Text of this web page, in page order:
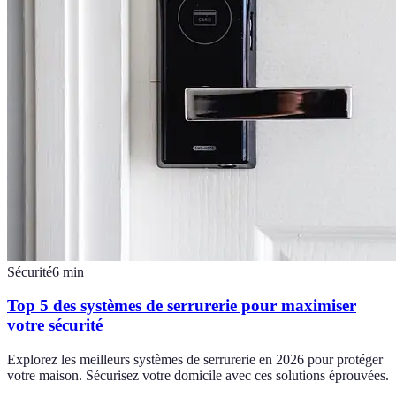
Sécurité6 min
Top 5 des systèmes de serrurerie pour maximiser
votre sécurité
Explorez les meilleurs systèmes de serrurerie en 2026 pour protéger
votre maison. Sécurisez votre domicile avec ces solutions éprouvées.